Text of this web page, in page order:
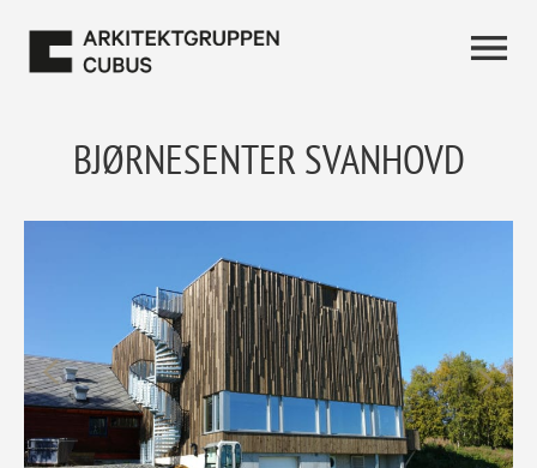
BJØRNESENTER SVANHOVD